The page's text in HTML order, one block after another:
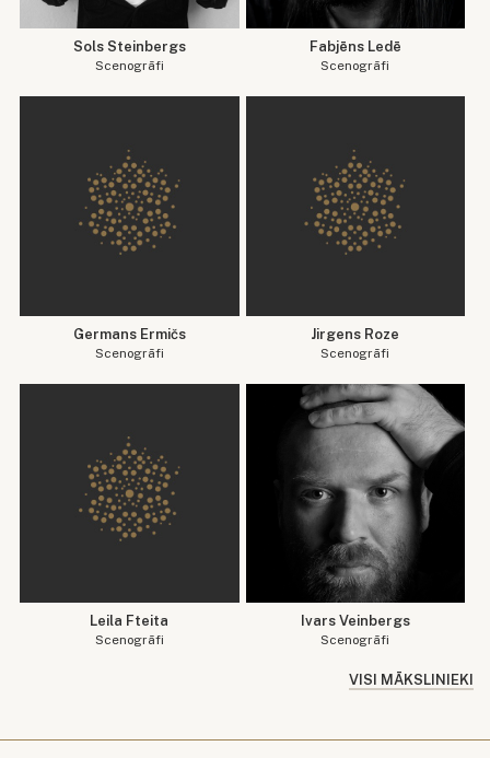
Sols Steinbergs
Scenogrāfi
Fabjēns Ledē
Scenogrāfi
Germans Ermičs
Scenogrāfi
Jirgens Roze
Scenogrāfi
Leila Fteita
Scenogrāfi
Ivars Veinbergs
Scenogrāfi
VISI MĀKSLINIEKI